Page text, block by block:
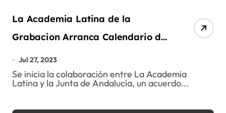
La Academia Latina de la
Grabacion Arranca Calendario de
Eventos
Jul 27, 2023
Se inicia la colaboración entre La Academia
Latina y la Junta de Andalucía, un acuerdo...